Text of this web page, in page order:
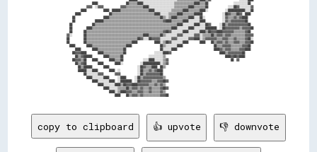
                    ████                    ██▒▒▒▒▒▒████░░░░░░░░░░░░░░░░░░░░░░▒▒▒▒▒▒▒▒▒▒▒▒▒▒████▒▒▒▒██                  ░░░░░░░░░░██
                ▓▓▓▓  ░░▓▓▓▓            ▓▓▓▓▒▒▒▒▒▒▒▒▒▒▒▒████░░░░░░░░░░░░░░░░░░▒▒▒▒▒▒▒▒▒▒████▒▒▒▒▒▒▒▒██              ░░░░██▓▓░░░░░░░░▓▓
            ████            ████  ██████▒▒▒▒▒▒▒▒▒▒▒▒▒▒▒▒▒▒▒▒████░░░░░░░░░░░░▒▒▒▒▒▒▒▒████▒▒▒▒▒▒▒▒████░░            ░░████████████░░░░██
        ████                    ██▒▒▒▒▒▒▒▒▒▒▒▒▒▒▒▒▒▒▒▒▒▒▒▒▒▒▒▒▒▒████░░░░░░▒▒▒▒▒▒████▒▒▒▒▒▒▒▒██████              ░░██▓▓▒▒▒▒██▓▓  ████
      ██                    ████▒▒▒▒▒▒▒▒▒▒▒▒▒▒▒▒▒▒▒▒▒▒▒▒▒▒▒▒▒▒▒▒▒▒▒▒██▒▒░░▒▒████▒▒▒▒▒▒▒▒████░░░░██░░            ░░▓▓▒▒▒▒▓▓▒▒▓▓████
      ██              ██████▒▒▒▒▒▒▒▒▒▒▒▒▒▒▒▒▒▒▒▒▒▒▒▒▒▒▒▒▒▒▒▒▒▒▒▒▒▒▒▒▒▒▓▓████▒▒▒▒▒▒▒▒████░░░░░░░░████            ░░▓▓▒▒▓▓▓▓▓▓▓▓▓▓██
    ██              ██▒▒▒▒▒▒▒▒▒▒▒▒▒▒▒▒▒▒▒▒▒▒▒▒▒▒▒▒▒▒▒▒▒▒▒▒▒▒▒▒▒▒▒▒▒▒▒▒▒▒▒▒▒▒▒▒▒▒████░░░░░░░░████░░░░██▓▓      ░░██▒▒▓▓▓▓▓▓▓▓▓▓▓▓▓▓██
    ██          ████▒▒▒▒▒▒▒▒▒▒▒▒▒▒▒▒▒▒▒▒▒▒▒▒▒▒▒▒▒▒▒▒▒▒▒▒▒▒▒▒▒▒▒▒▒▒▒▒▒▒▒▒▒▒▒▒████░░░░░░░░████░░░░░░░░████████  ░░██▓▓▓▓▓▓▓▓▓▓▒▒▓▓▓▓▓▓██
    ██        ██▒▒▒▒▒▒▒▒▒▒▒▒▒▒▒▒▒▒▒▒▒▒▒▒▒▒▒▒▒▒▒▒▒▒▒▒▒▒▒▒▒▒▒▒▒▒▒▒▒▒▒▒▒▒▓▓██▓▓░░░░░░░░████░░░░░░░░████▒▒██▓▓▓▓████▓▓▓▓▓▓▓▓▒▒▒▒▒▒▒▒▓▓██
  ▓▓░░        ██▒▒▒▒▒▒▒▒▒▒▒▒▒▒▒▒▒▒▒▒▒▒▒▒▒▒▒▒▒▒▒▒▒▒▒▒▒▒▒▒████▒▒▒▒▒▒▒▒██▒▒░░░░░░░░▓▓▓▓░░░░░░░░▓▓▓▓░░▒▒▒▒▒▒██▒▒▓▓▓▓▒▒▓▓▓▓▒▒▒▒▒▒▒▒▒▒▓▓▓▓▓▓
  ██          ██▒▒▒▒▒▒▒▒▒▒▒▒▒▒▒▒▒▒▒▒▒▒▒▒▒▒▒▒▒▒▒▒▒▒▒▒██▓▓░░░░██▓▓▓▓▓▓░░░░░░░░▓▓▓▓░░░░░░░░▓▓▓▓████░░▒▒▓▓▓▓▓▓▓▓▒▒▒▒▓▓▓▓▒▒▒▒▓▓▒▒▒▒▒▒▓▓██░░
  ██          ██▒▒▒▒▒▒▒▒▒▒▒▒▒▒▒▒▒▒▒▒▒▒▒▒▒▒▒▒▒▒▒▒████            ████░░▒▒██▓▓░░░░░░░░████        ████    ██▒▒▓▓▓▓▒▒▓▓▒▒▒▒▓▓▓▓▒▒▒▒▓▓▓▓██
    ████        ████▒▒▒▒▒▒▒▒▒▒▒▒▒▒▒▒▒▒▒▒▒▒▒▒████                    ██▒▒░░░░░░░░████                      ██▒▒▒▒▓▓▓▓▓▓▒▒▒▒▒▒▒▒▓▓▓▓██
        ████        ████▒▒▒▒▒▒▒▒▒▒▒▒▒▒▒▒▒▒██                        ██░░░░░░████                          ████▓▓▒▒▓▓▓▓▒▒▒▒▒▒▓▓▓▓████
      ██▓▓▓▓████        ████▒▒▒▒▒▒▒▒▒▒▒▒▒▒██                    ░░░░░░████▓▓                                  ████▒▒▓▓▓▓▓▓▓▓▓▓██
        ██▒▒▓▓██████        ████▒▒▒▒▒▒▒▒██                  ░░░░░░░░░░▒▒                                          ████▓▓██▓▓████
      ██▓▓▓▓▒▒██    ████        ████▒▒▒▒██              ░░░░████░░░░░░▒▒▓▓                                            ██  ▓▓
        ██▒▒▓▓██        ████        ████░░            ░░████████████░░▒▒▓▓
          ██▒▒██████        ████                    ░░██▓▓▒▒▒▒████  ██▒▒
          ██████░░░░████        ████  ░░            ░░██▒▒▒▒▓▓▒▒▓▓████
              ██░░░░░░░░▓▓▓▓        ▓▓▓▓            ░░██▒▒▓▓▓▓▓▓▓▓▓▓██
                ████░░░░░░░░████      ░░████      ░░██▒▒▓▓▓▓▓▓▓▓▓▓▓▓▓▓▒▒
                    ████░░░░░░░░████  ░░████████  ░░██▓▓▓▓▓▓▓▓▒▒▒▒▓▓▓▓██▓▓
                        ████░░░░░░░░████▒▒██▓▓▓▓████▓▓▓▓▓▓▓▓▒▒▒▒▓▓▒▒▓▓▒▒
                            ████░░░░░░▒▒▒▒▒▒██▒▒▓▓▓▓▒▒▓▓▒▒▒▒▓▓▒▒▒▒▒▒▓▓██▓▓
                                ████░░▒▒████▓▓▓▓▒▒▒▒▓▓▓▓▒▒▒▒▓▓▒▒▒▒▒▒▓▓▒▒
copy to clipboard 👍 upvote 👎 downvote